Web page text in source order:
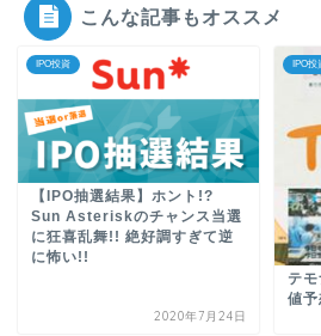
こんな記事もオススメ
IPO投資
【IPO抽選結果】ホント!?
Sun Asteriskのチャンス当選
に狂喜乱舞!! 絶好調すぎて逆
に怖い!!
2020年7月24日
IPO投
テ
値